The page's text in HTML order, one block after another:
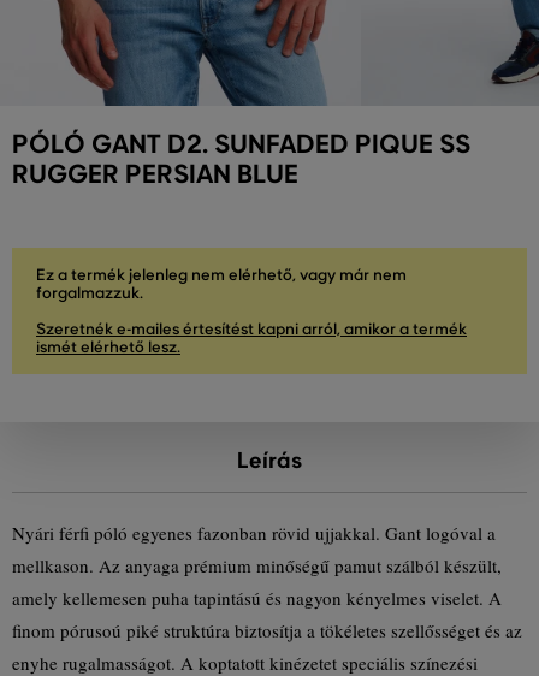
PÓLÓ GANT D2. SUNFADED PIQUE SS
RUGGER PERSIAN BLUE
Ez a termék jelenleg nem elérhető, vagy már nem
forgalmazzuk.
Szeretnék e-mailes értesítést kapni arról, amikor a termék
ismét elérhető lesz.
Leírás
Nyári férfi póló egyenes fazonban rövid ujjakkal. Gant logóval a
mellkason. Az anyaga prémium minőségű pamut szálból készült,
amely kellemesen puha tapintású és nagyon kényelmes viselet. A
finom pórusoú piké struktúra biztosítja a tökéletes szellősséget és az
enyhe rugalmasságot. A koptatott kinézetet speciális színezési